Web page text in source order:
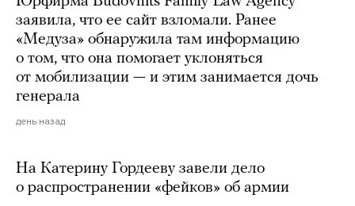
заявила, что ее сайт взломали. Ранее
«Медуза» обнаружила там информацию
о том, что она помогает уклоняться
от мобилизации — и этим занимается дочь
генерала
день назад
На Катерину Гордееву завели дело
о распространении «фейков» об армии